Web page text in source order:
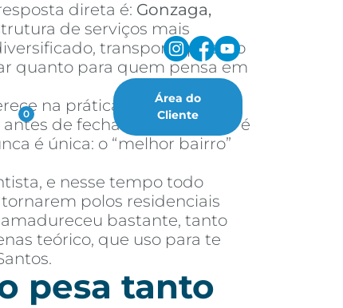
0
Área do
Cliente
direta é: Gonzaga,
de serviços mais
transporte público
quanto para quem pensa em
na prática, quais são os
de fechar negócio. Essa é
é única: o “melhor bairro”
e nesse tempo todo
polos residenciais
bastante, tanto
teórico, que uso para te
pesa tanto